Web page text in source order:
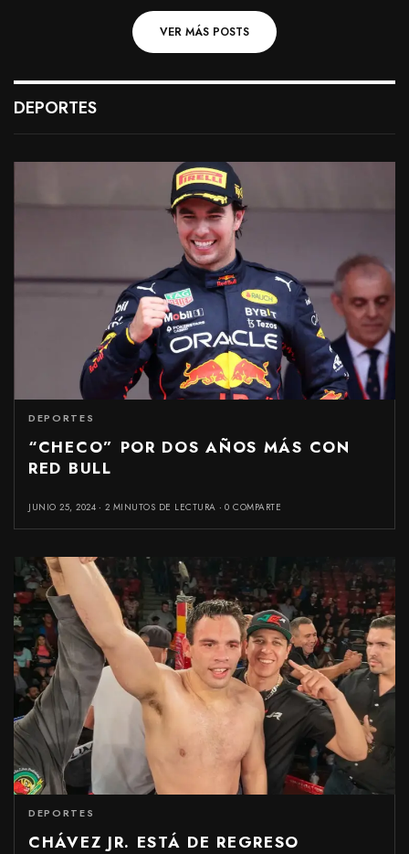
VER MÁS POSTS
DEPORTES
DEPORTES
“CHECO” POR DOS AÑOS MÁS CON
RED BULL
JUNIO 25, 2024 2 MINUTOS DE LECTURA 0 COMPARTE
DEPORTES
CHÁVEZ JR. ESTÁ DE REGRESO